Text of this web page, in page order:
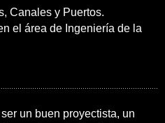
Canales y Puertos.
el área de Ingeniería de la
un buen proyectista, un